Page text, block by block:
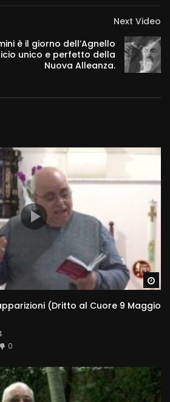
Next Video
è il giorno dell’Agnello
unico e perfetto della
Nuova Alleanza.
(Dritto al Cuore 9 Maggio
0